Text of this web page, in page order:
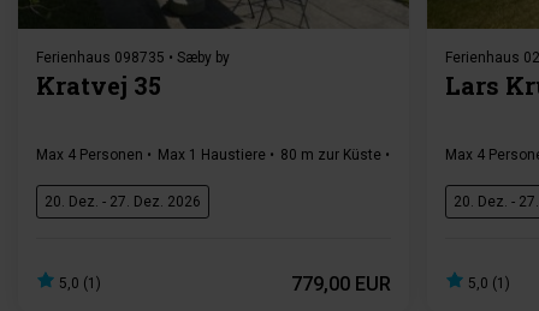
Ferienhaus 098735 • Sæby by
Kratvej 35
Max 4 Personen Max 1 Haustiere 80 m zur Küste 2 Schlafzimmer
20. Dez. - 27. Dez. 2026
5,0 (1) 779,00 EUR
Ferienhaus
Lars
Max 4
20. Dez. -
5,0 (1)